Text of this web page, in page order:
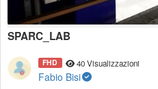
SPARC_LAB
FHD 40 Visualizzazioni
Fabio Bisi